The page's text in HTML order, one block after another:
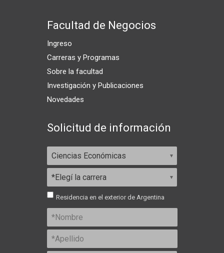
Facultad de Negocios
Ingreso
Carreras y Programas
Sobre la facultad
Investigación y Publicaciones
Novedades
Solicitud de información
Residencia en el exterior de Argentina